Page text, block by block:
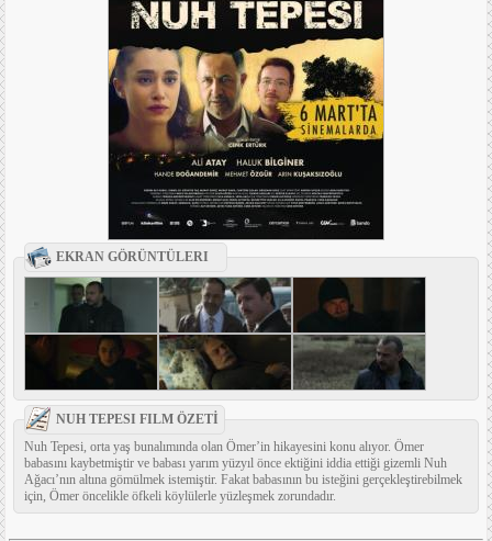
EKRAN GÖRÜNTÜLERI
NUH TEPESI FILM ÖZETİ
Nuh Tepesi, orta yaş bunalımında olan Ömer’in hikayesini konu alıyor. Ömer
babasını kaybetmiştir ve babası yarım yüzyıl önce ektiğini iddia ettiği gizemli Nuh
Ağacı’nın altına gömülmek istemiştir. Fakat babasının bu isteğini gerçekleştirebilmek
için, Ömer öncelikle öfkeli köylülerle yüzleşmek zorundadır.